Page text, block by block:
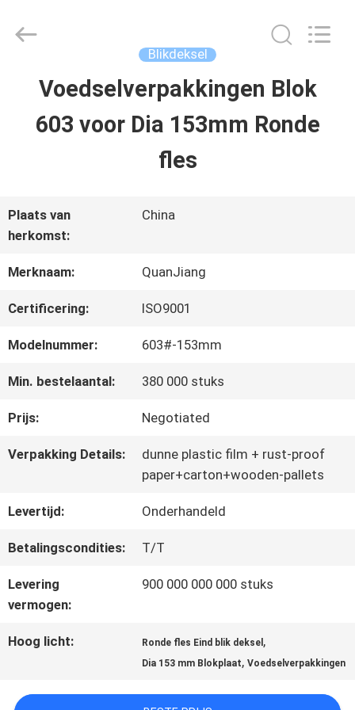
HUIS
VIDEO'S
OVER
ONS
KWALITEITSCONTROLE
CONTACTEER
ONS
NIEUWS
GEVALLEN
VERZOEK
METAL
Blikdeksel
Voedselverpakkingen Blok
603 voor Dia 153mm Ronde
fles
Plaats van
herkomst:
China
Merknaam: QuanJiang
Certificering: ISO9001
Modelnummer: 603#-153mm
Min. bestelaantal: 380 000 stuks
Prijs: Negotiated
Verpakking Details:
dunne plastic film + rust-proof
paper+carton+wooden-pallets
Levertijd: Onderhandeld
Betalingscondities: T/T
Levering
vermogen:
900 000 000 000 stuks
Hoog licht: Ronde fles Eind blik deksel ,
Dia 153 mm Blokplaat,Voedselverpakkingen